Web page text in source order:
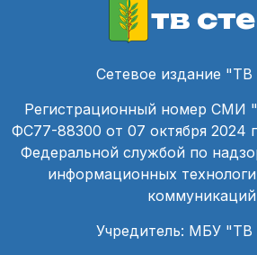
тв
Сетевое издание "ТВ
Регистрационный номер
ФС77-88300 от 07 октября 2024
Федеральной службой по
информационных
коммуникаций
Учредитель: МБУ "ТВ